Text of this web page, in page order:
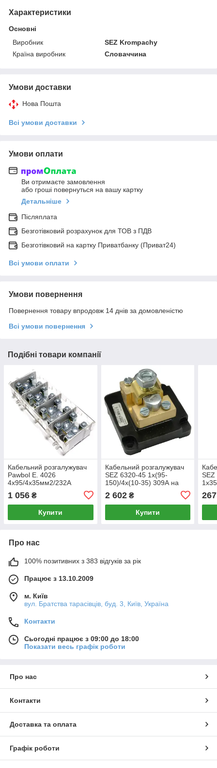
Характеристики
Основні
Виробник
SEZ Krompachy
Країна виробник
Словаччина
Умови доставки
Нова Пошта
Всі умови доставки
Умови оплати
Ви отримаєте замовлення
або гроші повернуться на вашу картку
Детальніше
Післяплата
Безготівковий розрахунок для ТОВ з ПДВ
Безготівковий на картку Приватбанку (Приват24)
Всі умови оплати
Умови повернення
Повернення товару впродовж 14 днів за домовленістю
Всі умови повернення
Подібні товари компанії
Кабельний розгалужувач
Pawbol Е. 4026
4x95/4х35мм2/232А
1 056 ₴
Купити
Кабельний розгалужувач
SEZ 6320-45 1x(95-
150)/4х(10-35) 309А на
2 602₴
Купити
SEZ
267
Про нас
100% позитивних з 383 відгуків за рік
Працює з 13.10.2009
м. Київ
вул. Братства тарасівців, буд. 3, Київ, Україна
Контакти
Сьогодні працює з 09:00 до 18:00
Показати весь графік роботи
Про нас
Контакти
Доставка та оплата
Графік роботи